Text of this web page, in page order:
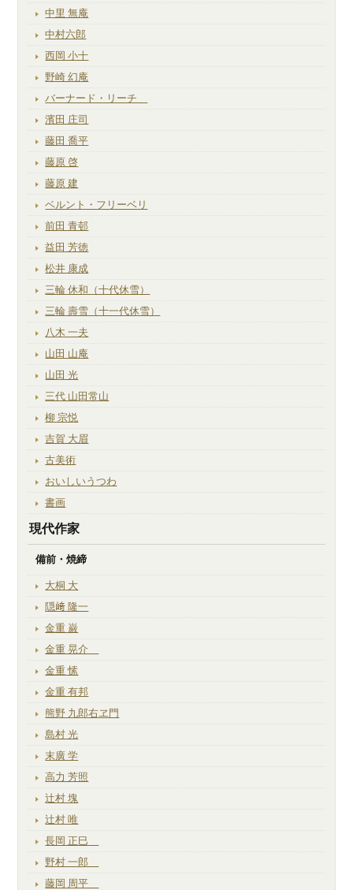
中里 無庵
中村六郎
西岡 小十
野崎 幻庵
バーナード・リーチ
濱田 庄司
藤田 喬平
藤原 啓
藤原 建
ベルント・フリーベリ
前田 青邨
益田 芳徳
松井 康成
三輪 休和（十代休雪）
三輪 壽雪（十一代休雪）
八木 一夫
山田 山庵
山田 光
三代 山田常山
柳 宗悦
吉賀 大眉
古美術
おいしいうつわ
書画
現代作家
備前・焼締
大桐 大
隠﨑 隆一
金重 巌
金重 晃介
金重 愫
金重 有邦
熊野 九郎右ヱ門
島村 光
末廣 学
高力 芳照
辻村 塊
辻村 唯
長岡 正巳
野村 一郎
藤岡 周平